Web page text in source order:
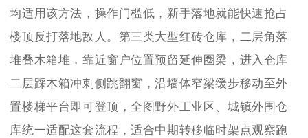
均适用该方法，操作门槛低，新手落地就能快速抢占
楼顶反打落地敌人。第三类大型红砖仓库，二层角落
堆叠木箱堆，靠近窗户位置预留延伸圈梁，进入仓库
二层踩木箱冲刺侧跳翻窗，沿墙体窄梁缓步移动至外
置楼梯平台即可登顶，全图野外工业区、城镇外围仓
库统一适配这套流程，适合中期转移临时架点观察跑